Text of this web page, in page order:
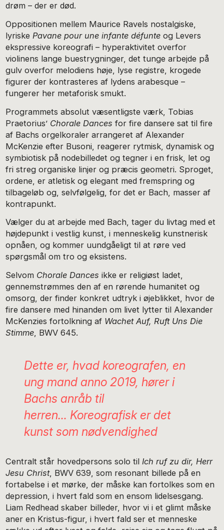
drøm – der er død.
Oppositionen mellem Maurice Ravels nostalgiske,
lyriske Pavane pour une infante défunte og Levers
ekspressive koreografi – hyperaktivitet overfor
violinens lange buestrygninger, det tunge arbejde på
gulv overfor melodiens høje, lyse registre, krogede
figurer der kontrasteres af lydens arabesque –
fungerer her metaforisk smukt.
Programmets absolut væsentligste værk, Tobias
Praetorius’ Chorale Dances for fire dansere sat til fire
af Bachs orgelkoraler arrangeret af Alexander
McKenzie efter Busoni, reagerer rytmisk, dynamisk og
symbiotisk på nodebilledet og tegner i en frisk, let og
fri streg organiske linjer og præcis geometri. Sproget,
ordene, er atletisk og elegant med fremspring og
tilbageløb og, selvfølgelig, for det er Bach, masser af
kontrapunkt.
Vælger du at arbejde med Bach, tager du livtag med et
højdepunkt i vestlig kunst, i menneskelig kunstnerisk
opnåen, og kommer uundgåeligt til at røre ved
spørgsmål om tro og eksistens.
Selvom Chorale Dances ikke er religiøst ladet,
gennemstrømmes den af en rørende humanitet og
omsorg, der finder konkret udtryk i øjeblikket, hvor de
fire dansere med hinanden om livet lytter til Alexander
McKenzies fortolkning af Wachet Auf, Ruft Uns Die
Stimme , BWV 645.
Dette er, hvad koreografen, en
ung mand anno 2019, hører i
Bachs anråb til
herren… Koreografisk er det
kunst som nødvendighed
Centralt står hovedpersons solo til Ich ruf zu dir, Herr
Jesu Christ, BWV 639, som resonant billede på en
fortabelse i et mørke, der måske kan fortolkes som en
depression, i hvert fald som en ensom lidelsesgang.
Liam Redhead skaber billeder, hvor vi i et glimt måske
aner en Kristus-figur, i hvert fald ser et menneske